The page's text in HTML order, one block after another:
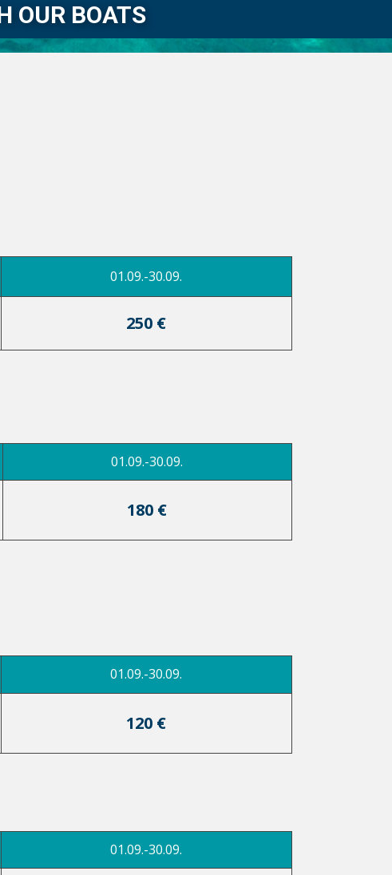
OUR BOATS
01.09.-30.09.
250 €
01.09.-30.09.
180 €
01.09.-30.09.
120 €
01.09.-30.09.